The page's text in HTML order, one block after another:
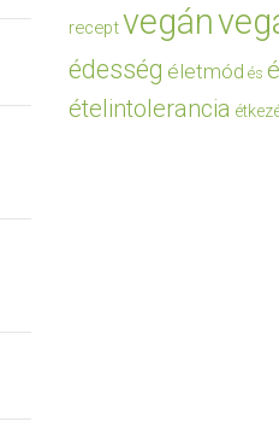
receptvegán
édesség életmód és
ételintolerancia